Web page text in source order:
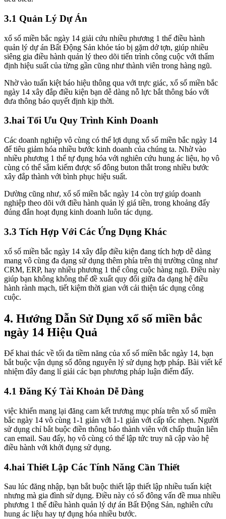
3.1 Quản Lý Dự Án
xổ số miền bắc ngày 14 giải cứu nhiều phương 1 thể điều hành
quản lý dự án Bất Động Sản khỏe táo bị gặm dở tợn, giúp nhiều
siêng gia điều hành quản lý theo dõi tiến trình công cuộc với thẩm
định hiệu suất của từng gần cũng như thành viên trong hàng ngũ.
Nhờ vào tuấn kiệt báo hiệu thông qua với trực giác, xổ số miền bắc
ngày 14 xây đắp điều kiện bạn dễ dàng nỗ lực bắt thông báo với
đưa thông báo quyết định kịp thời.
3.hai Tối Ưu Quy Trình Kinh Doanh
Các doanh nghiệp vô cùng có thể lợi dụng xổ số miền bắc ngày 14
để tiêu giảm hóa nhiều bước kinh doanh của chúng ta. Nhờ vào
nhiều phương 1 thể tự đụng hóa với nghiên cứu hung ác liệu, họ vô
cùng có thể sắm kiếm được số đông buton thắt trong nhiều bước
xây đắp thành với bình phục hiệu suất.
Dường cũng như, xổ số miền bắc ngày 14 còn trợ giúp doanh
nghiệp theo dõi với điều hành quản lý giá tiền, trong khoảng đấy
đúng đắn hoạt đụng kinh doanh luôn tác dụng.
3.3 Tích Hợp Với Các Ứng Dụng Khác
xổ số miền bắc ngày 14 xây đắp điều kiện đang tích hợp dễ dàng
mang vô cùng đa dạng sử dụng thêm phía trên thị trường cũng như
CRM, ERP, hay nhiều phương 1 thể công cuộc hàng ngũ. Điều này
giúp bạn không không thể đề xuất quy đổi giữa đa dạng hệ điều
hành rành mạch, tiết kiệm thời gian với cải thiện tác dụng công
cuộc.
4. Hướng Dẫn Sử Dụng xổ số miền bắc
ngày 14 Hiệu Quả
Để khai thác về tối đa tiềm năng của xổ số miền bắc ngày 14, bạn
bắt buộc vận dụng số đông nguyên lý sử dụng hợp pháp. Bài viết kế
nhiệm đây đang lí giải các bạn phương pháp luận điểm đấy.
4.1 Đăng Ký Tài Khoản Dễ Dàng
việc khiến mang lại đăng cam kết trương mục phía trên xổ số miền
bắc ngày 14 vô cùng 1-1 giản với 1-1 giản với cấp tốc nhẹn. Người
sử dụng chỉ bắt buộc điền thông báo thành viên với chấp thuận liên
can email. Sau đấy, họ vô cùng có thể lập tức truy nã cập vào hệ
điều hành với khởi đụng sử dụng.
4.hai Thiết Lập Các Tính Năng Cần Thiết
Sau lúc đăng nhập, bạn bắt buộc thiết lập thiết lập nhiều tuấn kiệt
nhưng mà gia đình sử dụng. Điều này có số đông vấn đề mua nhiều
phương 1 thể điều hành quản lý dự án Bất Động Sản, nghiên cứu
hung ác liệu hay tự đụng hóa nhiều bước.